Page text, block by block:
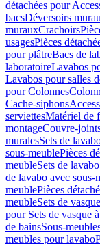
détachées pour
bacsDéversoirs
murauxCrachoirs
usagesPièces
pour plâtreBacs de
laboratoireLavabos
Lavabos pour salles
pour Colonnes
Cache-siphons
serviettesMatériel de
montageCouvre-
muralesSets de
sous-meublePièces
meubleSets de
de lavabo avec sous-
meublePièces
meubleSets de
pour Sets de vasque
de bainsSous-
meubles pour lavabo